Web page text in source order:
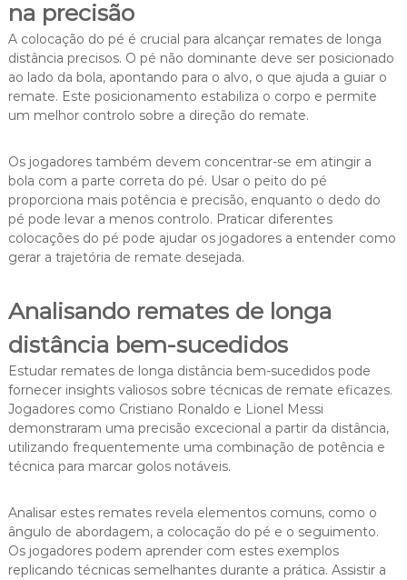
na precisão
A colocação do pé é crucial para alcançar remates de longa
distância precisos. O pé não dominante deve ser posicionado
ao lado da bola, apontando para o alvo, o que ajuda a guiar o
remate. Este posicionamento estabiliza o corpo e permite
um melhor controlo sobre a direção do remate.
Os jogadores também devem concentrar-se em atingir a
bola com a parte correta do pé. Usar o peito do pé
proporciona mais potência e precisão, enquanto o dedo do
pé pode levar a menos controlo. Praticar diferentes
colocações do pé pode ajudar os jogadores a entender como
gerar a trajetória de remate desejada.
Analisando remates de longa
distância bem-sucedidos
Estudar remates de longa distância bem-sucedidos pode
fornecer insights valiosos sobre técnicas de remate eficazes.
Jogadores como Cristiano Ronaldo e Lionel Messi
demonstraram uma precisão excecional a partir da distância,
utilizando frequentemente uma combinação de potência e
técnica para marcar golos notáveis.
Analisar estes remates revela elementos comuns, como o
ângulo de abordagem, a colocação do pé e o seguimento.
Os jogadores podem aprender com estes exemplos
replicando técnicas semelhantes durante a prática. Assistir a